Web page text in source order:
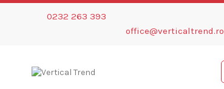
0232 263 393
office@verticaltrend.ro